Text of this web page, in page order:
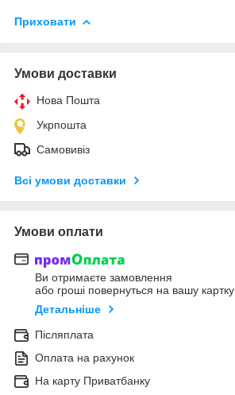
Приховати
Умови доставки
Нова Пошта
Укрпошта
Самовивіз
Всі умови доставки
Умови оплати
Ви отримаєте замовлення
або гроші повернуться на вашу картку
Детальніше
Післяплата
Оплата на рахунок
На карту Приватбанку